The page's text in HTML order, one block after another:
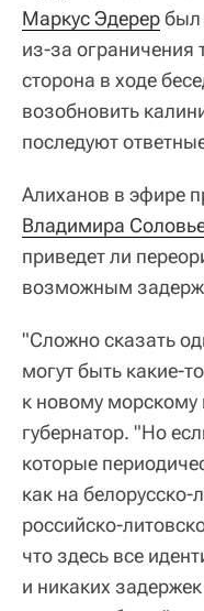
Маркус Эдерербыл
из-за ограничения
сторона в ходе
возобновить
последуют
Алиханов в эфире
Владимира
приведет ли
возможным
"Сложно сказать
могут быть какие-
к новому
губернатор. "Но
которые
как на белорусско-
российско-
что здесь все
и никаких